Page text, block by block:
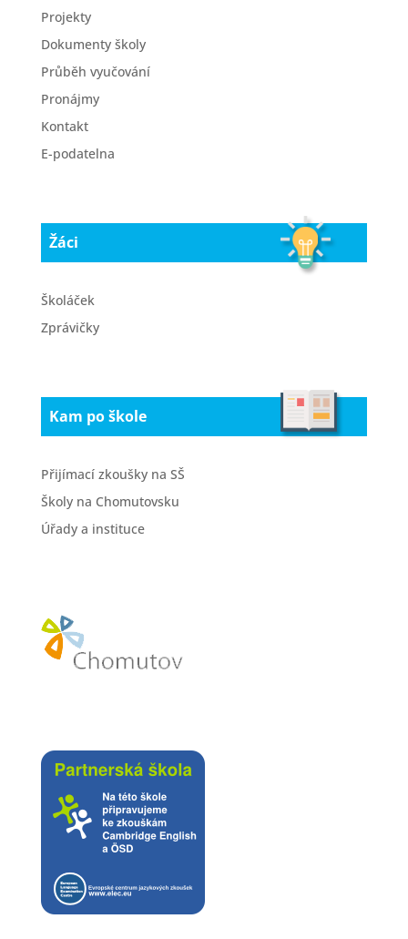
Projekty
Dokumenty školy
Průběh vyučování
Pronájmy
Kontakt
E-podatelna
Žáci
Školáček
Zprávičky
Kam po škole
Přijímací zkoušky na SŠ
Školy na Chomutovsku
Úřady a instituce